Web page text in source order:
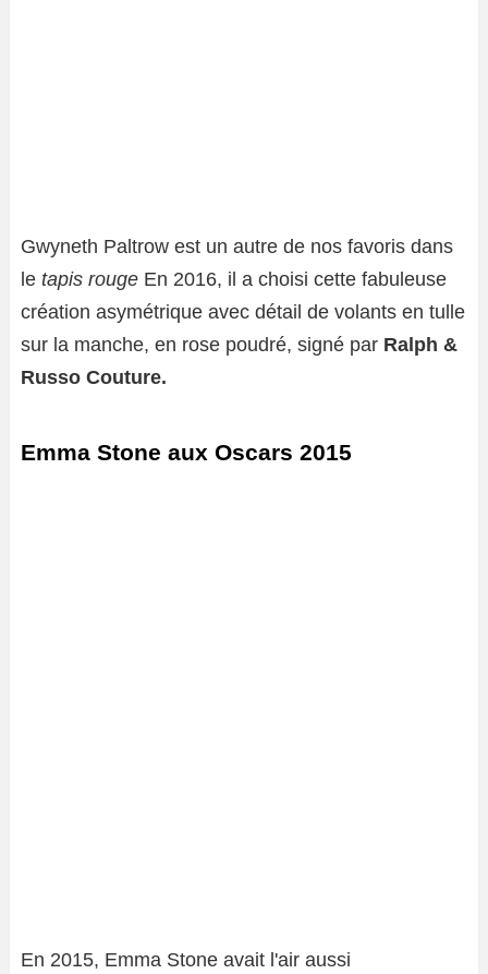
Gwyneth Paltrow est un autre de nos favoris dans
le tapis rouge En 2016, il a choisi cette fabuleuse
création asymétrique avec détail de volants en tulle
sur la manche, en rose poudré, signé par Ralph &
Russo Couture.
Emma Stone aux Oscars 2015
En 2015, Emma Stone avait l'air aussi